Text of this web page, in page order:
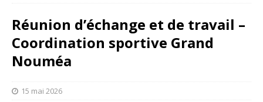
Réunion d’échange et de travail –
Coordination sportive Grand
Nouméa
15 mai 2026